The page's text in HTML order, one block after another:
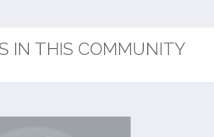
IN THIS COMMUNITY